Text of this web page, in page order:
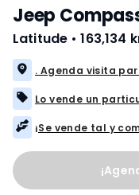
Jeep
Latitude • 163,134
. Agenda visita
Lo vende un
¡Se vende tal y